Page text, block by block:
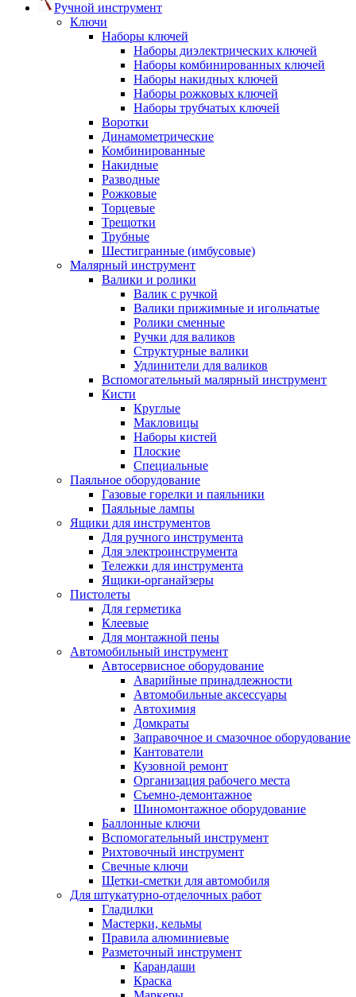
Ручной инструмент
Ключи
Наборы ключей
Наборы диэлектрических ключей
Наборы комбинированных ключей
Наборы накидных ключей
Наборы рожковых ключей
Наборы трубчатых ключей
Воротки
Динамометрические
Комбинированные
Накидные
Разводные
Рожковые
Торцевые
Трещотки
Трубные
Шестигранные (имбусовые)
Малярный инструмент
Валики и ролики
Валик с ручкой
Валики прижимные и игольчатые
Ролики сменные
Ручки для валиков
Структурные валики
Удлинители для валиков
Вспомогательный малярный инструмент
Кисти
Круглые
Макловицы
Наборы кистей
Плоские
Специальные
Паяльное оборудование
Газовые горелки и паяльники
Паяльные лампы
Ящики для инструментов
Для ручного инструмента
Для электроинструмента
Тележки для инструмента
Ящики-органайзеры
Пистолеты
Для герметика
Клеевые
Для монтажной пены
Автомобильный инструмент
Автосервисное оборудование
Аварийные принадлежности
Автомобильные аксессуары
Автохимия
Домкраты
Заправочное и смазочное оборудование
Кантователи
Кузовной ремонт
Организация рабочего места
Съемно-демонтажное
Шиномонтажное оборудование
Баллонные ключи
Вспомогательный инструмент
Рихтовочный инструмент
Свечные ключи
Щетки-сметки для автомобиля
Для штукатурно-отделочных работ
Гладилки
Мастерки, кельмы
Правила алюминиевые
Разметочный инструмент
Карандаши
Краска